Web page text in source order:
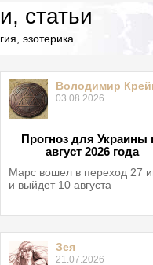
статьи
эзотерика
Володимир
03.08.2026
Прогноз для Украины
август 2026 года
Марс вошел в переход 27
и выйдет 10 августа
Зея
21.07.2026